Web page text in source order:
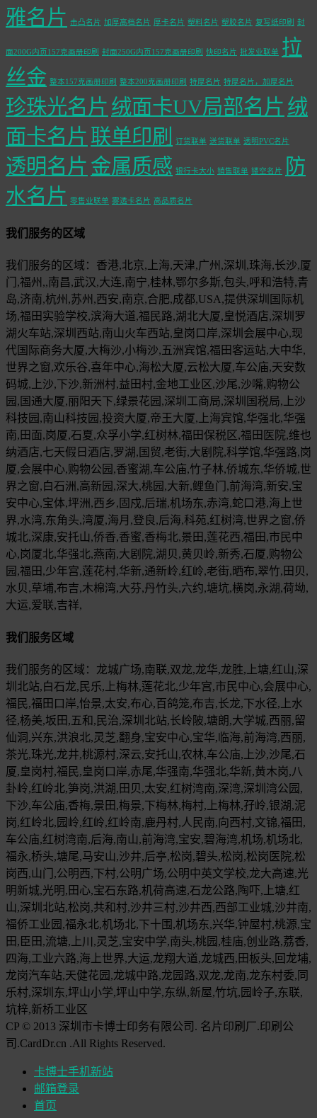
雅名片 击凸名片 加厚高档名片 厚卡名片 塑料名片 塑胶名片 复写纸印刷 封
面200G内页157克画册印刷 封面250G内页157克画册印刷 快印名片 批发业联单 拉
丝金 整本157克画册印刷 整本200克画册印刷 特厚名片 特厚名片，加厚名片
珍珠光名片 绒面卡UV局部名片 绒
面卡名片 联单印刷 订货联单 送货联单 透明PVC名片
透明名片 金属质感 银行卡大小 销售联单 镂空名片
防
水名片 零售业联单 雾透卡名片 高品质名片
我们服务的区域
我们服务的区域：香港,北京,上海,天津,广州,深圳,珠海,长沙,厦
门,福州,,南昌,武汉,大连,南宁,桂林,鄂尔多斯,包头,呼和浩特,青
岛,济南,杭州,苏州,西安,南京,合肥,成都,USA,提供深圳国际机
场,福田实验学校,滨海大道,福民路,湖北大厦,皇悦酒店,深圳罗
湖火车站,深圳西站,南山火车西站,皇岗口岸,深圳会展中心,现
代国际商务大厦,大梅沙,小梅沙,五洲宾馆,福田客运站,大中华,
世界之窗,欢乐谷,喜年中心,海松大厦,云松大厦,车公庙,天安数
码城,上沙,下沙,新洲村,益田村,金地工业区,沙尾,沙嘴,购物公
园,国通大厦,丽阳天下,绿景花园,深圳工商局,深圳国税局,上沙
科技园,南山科技园,投资大厦,帝王大厦,上海宾馆,华强北,华强
南,田面,岗厦,石夏,众孚小学,红树林,福田保税区,福田医院,维也
纳酒店,七天假日酒店,罗湖,国贸,老街,大剧院,科学馆,华强路,岗
厦,会展中心,购物公园,香蜜湖,车公庙,竹子林,侨城东,华侨城,世
界之窗,白石洲,高新园,深大,桃园,大新,鲤鱼门,前海湾,新安,宝
安中心,宝体,坪洲,西乡,固戍,后瑞,机场东,赤湾,蛇口港,海上世
界,水湾,东角头,湾厦,海月,登良,后海,科苑,红树湾,世界之窗,侨
城北,深康,安托山,侨香,香蜜,香梅北,景田,莲花西,福田,市民中
心,岗厦北,华强北,燕南,大剧院,湖贝,黄贝岭,新秀,石厦,购物公
园,福田,少年宫,莲花村,华新,通新岭,红岭,老街,晒布,翠竹,田贝,
水贝,草埔,布吉,木棉湾,大芬,丹竹头,六约,塘坑,横岗,永湖,荷坳,
大运,爱联,吉祥,
我们服务区域
我们服务的区域：龙城广场,南联,双龙,龙华,龙胜,上塘,红山,深
圳北站,白石龙,民乐,上梅林,莲花北,少年宫,市民中心,会展中心,
福民,福田口岸,怡景,太安,布心,百鸽笼,布吉,长龙,下水径,上水
径,杨美,坂田,五和,民治,深圳北站,长岭陂,塘朗,大学城,西丽,留
仙洞,兴东,洪浪北,灵芝,翻身,宝安中心,宝华,临海,前海湾,西丽,
茶光,珠光,龙井,桃源村,深云,安托山,农林,车公庙,上沙,沙尾,石
厦,皇岗村,福民,皇岗口岸,赤尾,华强南,华强北,华新,黄木岗,八
卦岭,红岭北,笋岗,洪湖,田贝,太安,红树湾南,深湾,深圳湾公园,
下沙,车公庙,香梅,景田,梅景,下梅林,梅村,上梅林,孖岭,银湖,泥
岗,红岭北,园岭,红岭,红岭南,鹿丹村,人民南,向西村,文锦,福田,
车公庙,红树湾南,后海,南山,前海湾,宝安,碧海湾,机场,机场北,
福永,桥头,塘尾,马安山,沙井,后亭,松岗,碧头,松岗,松岗医院,松
岗西,山门,公明西,下村,公明广场,公明中英文学校,龙大高速,光
明新城,光明,田心,宝石东路,机荷高速,石龙公路,陶吓,上塘,红
山,深圳北站,松岗,共和村,沙井三村,沙井西,西部工业城,沙井南,
福侨工业园,福永北,机场北,下十围,机场东,兴华,钟屋村,桃源,宝
田,臣田,流塘,上川,灵芝,宝安中学,南头,桃园,桂庙,创业路,荔香,
四海,工业六路,海上世界,大运,龙翔大道,龙城西,田板头,回龙埔,
龙岗汽车站,天健花园,龙城中路,龙园路,双龙,龙南,龙东村委,同
乐村,深圳东,坪山小学,坪山中学,东纵,新屋,竹坑,园岭子,东联,
坑梓,新桥工业区
CP © 2013 深圳市卡博士印务有限公司. 名片印刷厂.印刷公
司.CardDr.cn .All Rights Reserved.
卡博士手机新站
邮箱登录
首页